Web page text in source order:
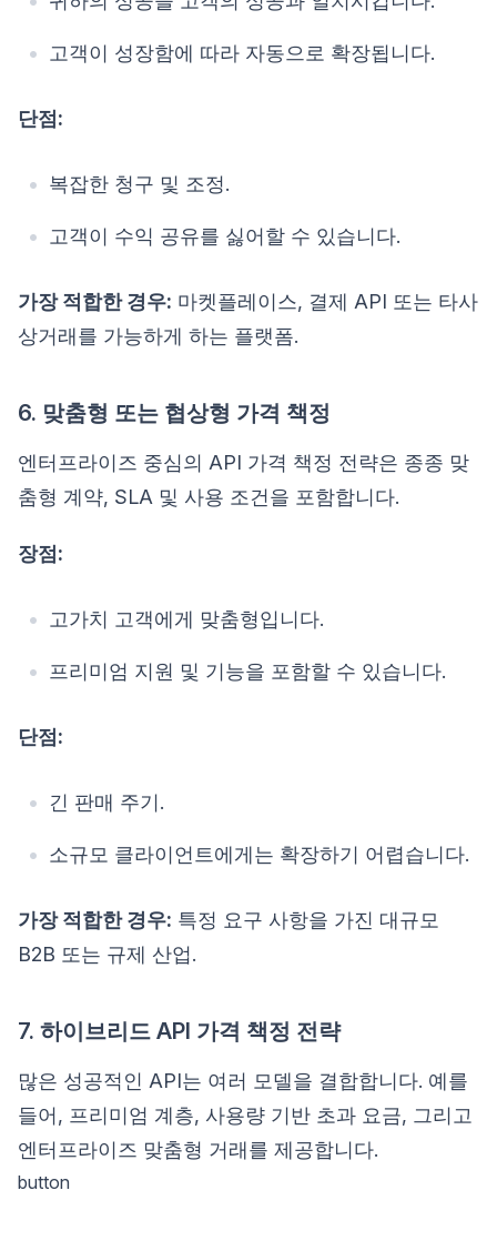
고객이 성장함에 따라 자동으로 확장됩니다.
단점:
복잡한 청구 및 조정.
고객이 수익 공유를 싫어할 수 있습니다.
가장 적합한 경우: 마켓플레이스, 결제 API 또는 타사
상거래를 가능하게 하는 플랫폼.
6. 맞춤형 또는 협상형 가격 책정
엔터프라이즈 중심의 API 가격 책정 전략은 종종 맞
춤형 계약, SLA 및 사용 조건을 포함합니다.
장점:
고가치 고객에게 맞춤형입니다.
프리미엄 지원 및 기능을 포함할 수 있습니다.
단점:
긴 판매 주기.
소규모 클라이언트에게는 확장하기 어렵습니다.
가장 적합한 경우: 특정 요구 사항을 가진 대규모
B2B 또는 규제 산업.
7. 하이브리드 API 가격 책정 전략
많은 성공적인 API는 여러 모델을 결합합니다. 예를
들어, 프리미엄 계층, 사용량 기반 초과 요금, 그리고
엔터프라이즈 맞춤형 거래를 제공합니다.
button